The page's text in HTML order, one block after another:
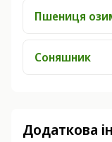
Пшениця
Соняшник
Додаткова